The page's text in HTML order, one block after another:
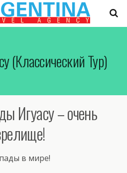
(классический Тур)
Игуасу – очень
в мире!